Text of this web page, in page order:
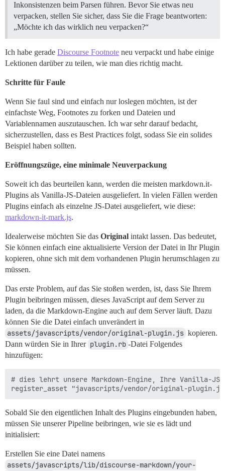
Inkonsistenzen beim Parsen führen. Bevor Sie etwas neu
verpacken, stellen Sie sicher, dass Sie die Frage beantworten:
„Möchte ich das wirklich neu verpacken?“
Ich habe gerade Discourse Footnote neu verpackt und habe einige
Lektionen darüber zu teilen, wie man dies richtig macht.
Schritte für Faule
Wenn Sie faul sind und einfach nur loslegen möchten, ist der
einfachste Weg, Footnotes zu forken und Dateien und
Variablennamen auszutauschen. Ich war sehr darauf bedacht,
sicherzustellen, dass es Best Practices folgt, sodass Sie ein solides
Beispiel haben sollten.
Eröffnungszüge, eine minimale Neuverpackung
Soweit ich das beurteilen kann, werden die meisten markdown.it-
Plugins als Vanilla-JS-Dateien ausgeliefert. In vielen Fällen werden
Plugins einfach als einzelne JS-Datei ausgeliefert, wie diese:
markdown-it-mark.js.
Idealerweise möchten Sie das Original intakt lassen. Das bedeutet,
Sie können einfach eine aktualisierte Version der Datei in Ihr Plugin
kopieren, ohne sich mit dem vorhandenen Plugin herumschlagen zu
müssen.
Das erste Problem, auf das Sie stoßen werden, ist, dass Sie Ihrem
Plugin beibringen müssen, dieses JavaScript auf dem Server zu
laden, da die Markdown-Engine auch auf dem Server läuft. Dazu
können Sie die Datei einfach unverändert in
assets/javascripts/vendor/original-plugin.js kopieren.
Dann würden Sie in Ihrer plugin.rb -Datei Folgendes
hinzufügen:
# dies lehrt unsere Markdown-Engine, Ihre Vanilla-
Sobald Sie den eigentlichen Inhalt des Plugins eingebunden haben,
müssen Sie unserer Pipeline beibringen, wie sie es lädt und
initialisiert:
Erstellen Sie eine Datei namens
assets/javascripts/lib/discourse-markdown/your-